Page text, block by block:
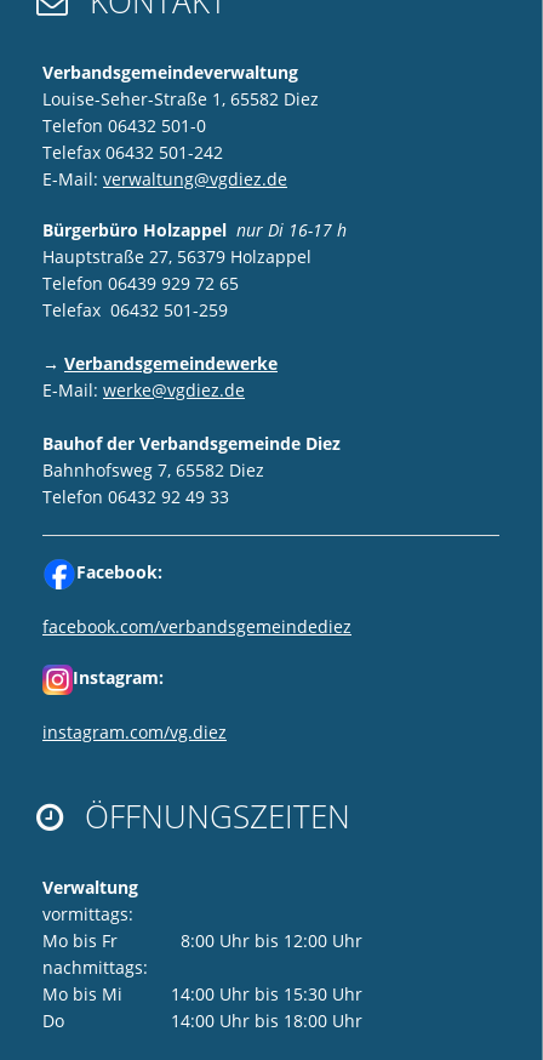
Verbandsgemeindeverwaltung
Louise-Seher-Straße 1, 65582 Diez
Telefon 06432 501-0
Telefax 06432 501-242
E-Mail: verwaltung@vgdiez.de
Bürgerbüro Holzappel nur Di 16-17 h
Hauptstraße 27, 56379 Holzappel
Telefon 06439 929 72 65
Telefax 06432 501-259
→ Verbandsgemeindewerke
E-Mail: werke@vgdiez.de
Bauhof der Verbandsgemeinde Diez
Bahnhofsweg 7, 65582 Diez
Telefon 06432 92 49 33
Facebook:
facebook.com/verbandsgemeindediez
Instagram:
instagram.com/vg.diez
 ÖFFNUNGSZEITEN
Verwaltung
vormittags:
Mo bis Fr 8:00 Uhr bis 12:00 Uhr
nachmittags:
Mo bis Mi 14:00 Uhr bis 15:30 Uhr
Do 14:00 Uhr bis 18:00 Uhr